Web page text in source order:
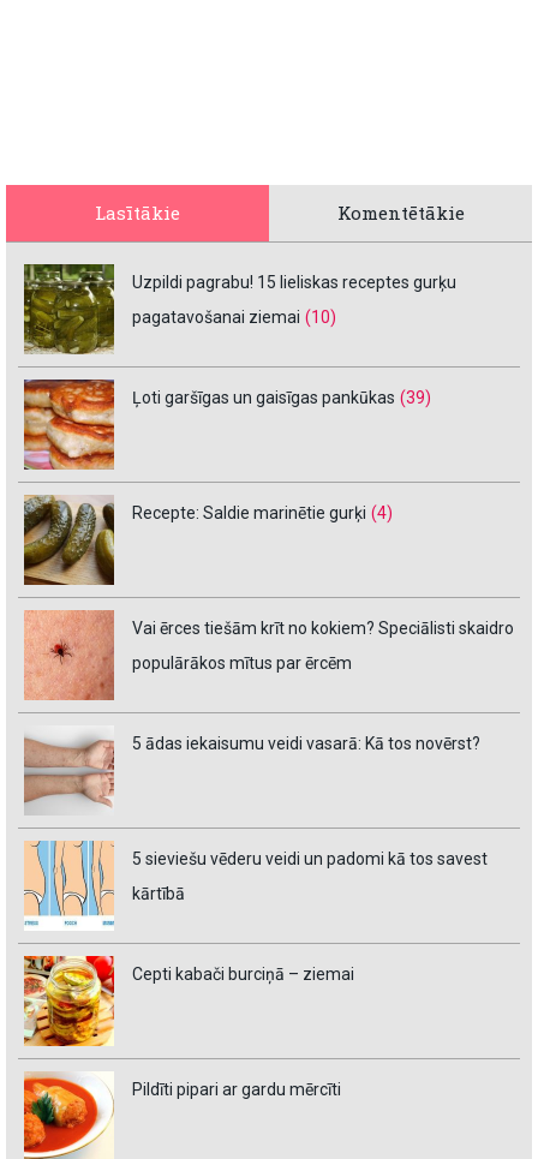
Lasītākie Komentētākie
Uzpildi pagrabu! 15 lieliskas receptes gurķu
pagatavošanai ziemai (10)
Ļoti garšīgas un gaisīgas pankūkas (39)
Recepte: Saldie marinētie gurķi (4)
Vai ērces tiešām krīt no kokiem? Speciālisti skaidro
populārākos mītus par ērcēm
5 ādas iekaisumu veidi vasarā: Kā tos novērst?
5 sieviešu vēderu veidi un padomi kā tos savest
kārtībā
Cepti kabači burciņā – ziemai
Pildīti pipari ar gardu mērcīti